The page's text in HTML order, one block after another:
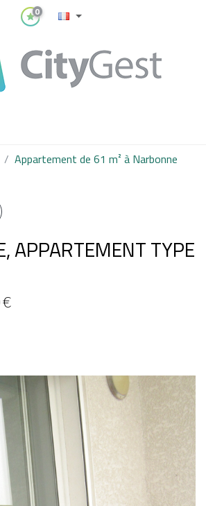
0
Appartement de 61 m² à Narbonne
APPARTEMENT TYPE
€